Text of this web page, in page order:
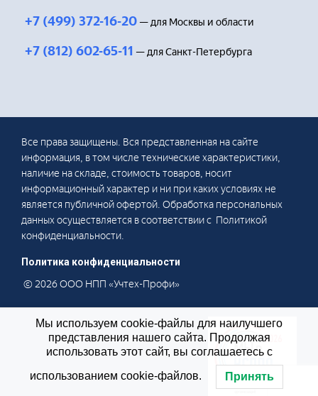
+7 (499) 372-16-20 — для Москвы и области
+7 (812) 602-65-11 — для Санкт-Петербурга
Все права защищены. Вся представленная на сайте
информация, в том числе технические характеристики,
наличие на складе, стоимость товаров, носит
информационный характер и ни при каких условиях не
является публичной офертой. Обработка персональных
данных осуществляется в соответствии с Политикой
конфиденциальности.
Политика конфиденциальности
© 2026 ООО НПП «Учтех-Профи»
Мы используем cookie-файлы для наилучшего
представления нашего сайта. Продолжая
использовать этот сайт, вы соглашаетесь с
использованием cookie-файлов. Принять